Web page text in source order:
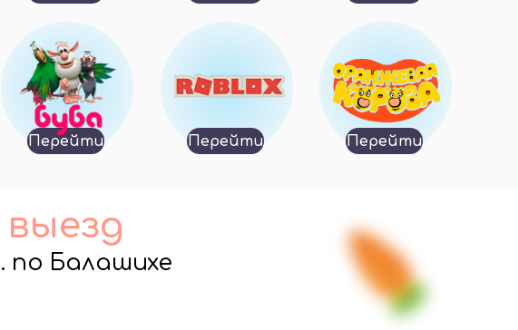
Перейти
Перейти
Перейти
по Балашихе